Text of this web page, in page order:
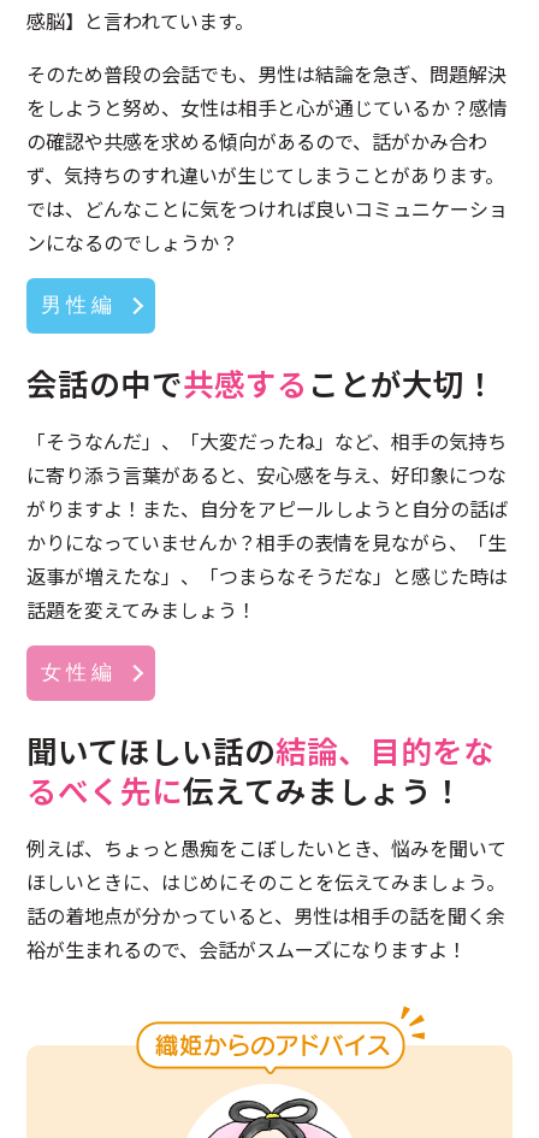
感脳】と言われています。
そのため普段の会話でも、男性は結論を急ぎ、問題解決
をしようと努め、女性は相手と心が通じているか？感情
の確認や共感を求める傾向があるので、話がかみ合わ
ず、気持ちのすれ違いが生じてしまうことがあります。
では、どんなことに気をつければ良いコミュニケーショ
ンになるのでしょうか？
男 性 編
会話の中で共感する ことが大切！
「そうなんだ」、「大変だったね」など、相手の気持ち
に寄り添う言葉があると、安心感を与え、好印象につな
がりますよ！また、自分をアピールしようと自分の話ば
かりになっていませんか？相手の表情を見ながら、「生
返事が増えたな」、「つまらなそうだな」と感じた時は
話題を変えてみましょう！
女 性 編
聞いてほしい話の結論、目的をな
るべく先に伝えてみましょう！
例えば、ちょっと愚痴をこぼしたいとき、悩みを聞いて
ほしいときに、はじめにそのことを伝えてみましょう。
話の着地点が分かっていると、男性は相手の話を聞く余
裕が生まれるので、会話がスムーズになりますよ！